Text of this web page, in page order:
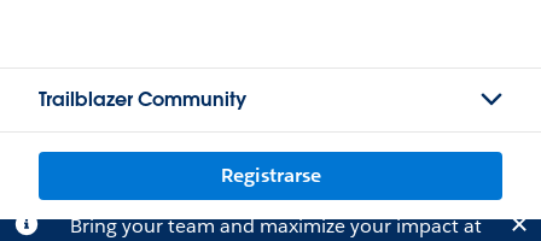
Trailblazer Community
Registrarse
Bring your team and maximize your impact at